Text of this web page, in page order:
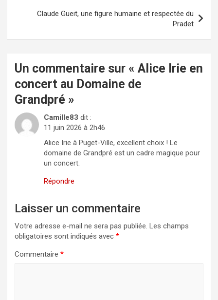
Claude Gueit, une figure humaine et respectée du
Pradet
Un commentaire sur « Alice Irie en
concert au Domaine de
Grandpré »
Camille83 dit :
11 juin 2026 à 2h46
Alice Irie à Puget-Ville, excellent choix ! Le
domaine de Grandpré est un cadre magique pour
un concert.
Répondre
Laisser un commentaire
Votre adresse e-mail ne sera pas publiée. Les champs
obligatoires sont indiqués avec *
Commentaire *